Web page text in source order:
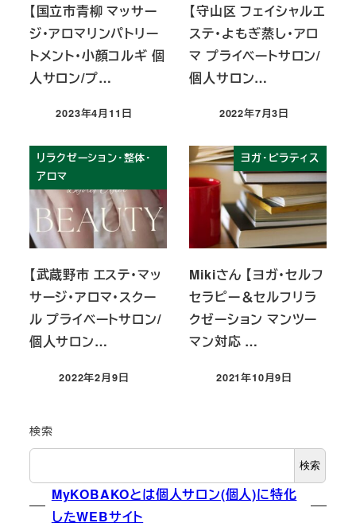
【国立市青柳 マッサー
ジ・アロマリンパトリー
トメント・小顔コルギ 個
人サロン/プ…
投稿日
2023年4月11日
【守山区 フェイシャルエ
ステ・よもぎ蒸し・アロ
マ プライベートサロン/
個人サロン…
投稿日
2022年7月3日
リラクゼーション・整体・
アロマ
【武蔵野市 エステ・マッ
サージ・アロマ・スクー
ル プライベートサロン/
個人サロン…
投稿日
2022年2月9日
ヨガ・ピラティス
Mikiさん 【ヨガ・セルフ
セラピー＆セルフリラ
クゼーション マンツー
マン対応 …
投稿日
2021年10月9日
検索
検索
MyKOBAKOとは個人サロン(個人)に特化
したWEBサイト